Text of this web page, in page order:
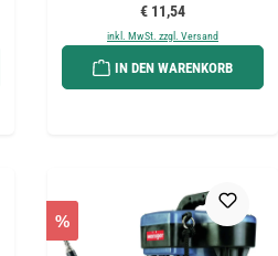
Regulärer Preis:
€ 11,54
inkl. MwSt. zzgl. Versand
IN DEN WARENKORB
%